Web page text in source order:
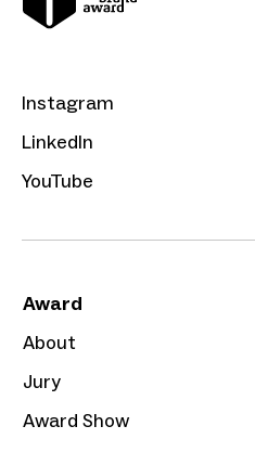
Instagram
LinkedIn
YouTube
Award
About
Jury
Award Show